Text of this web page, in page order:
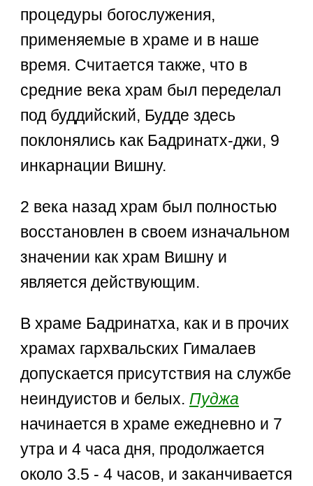
процедуры богослужения,
применяемые в храме и в наше
время. Считается также, что в
средние века храм был переделал
под буддийский, Будде здесь
поклонялись как Бадринатх-джи, 9
инкарнации Вишну.
2 века назад храм был полностью
восстановлен в своем изначальном
значении как храм Вишну и
является действующим.
В храме Бадринатха, как и в прочих
храмах гархвальских Гималаев
допускается присутствия на службе
неиндуистов и белых. Пуджа
начинается в храме ежедневно и 7
утра и 4 часа дня, продолжается
около 3.5 - 4 часов, и заканчивается